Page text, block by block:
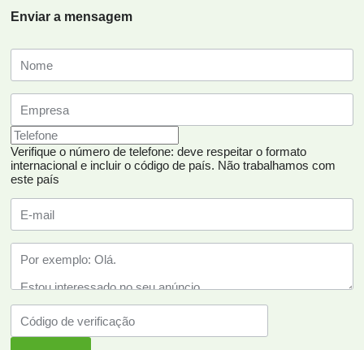
Enviar a mensagem
Verifique o número de telefone: deve respeitar o formato
internacional e incluir o código de país. Não trabalhamos com
este país